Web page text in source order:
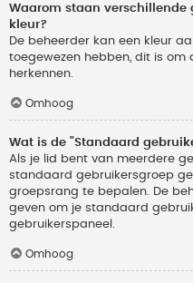
Waarom staan verschillende
kleur?
De beheerder kan een kleur
toegewezen hebben, dit is om
herkennen.
Omhoog
Wat is de "Standaard
Als je lid bent van meerdere
standaard gebruikersgroep
groepsrang te bepalen. De
geven om je standaard
gebruikerspaneel.
Omhoog